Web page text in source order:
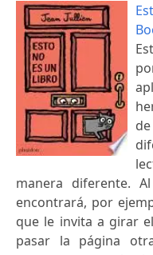
manera diferente.
encontrará, por
que le invita a girar
pasar la página